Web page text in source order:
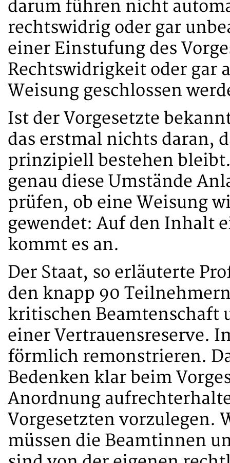
darum führen nicht
rechtswidrig oder gar
einer Einstufung des
Rechtswidrigkeit oder gar
Weisung geschlossen
Ist der Vorgesetzte
das erstmal nichts daran,
prinzipiell bestehen
genau diese Umstände
prüfen, ob eine Weisung
gewendet: Auf den Inhalt
kommt es an.
Der Staat, so erläuterte
den knapp 90
kritischen Beamtenschaft
einer Vertrauensreserve.
förmlich remonstrieren.
Bedenken klar beim
Anordnung
Vorgesetzten vorzulegen.
müssen die Beamtinnen